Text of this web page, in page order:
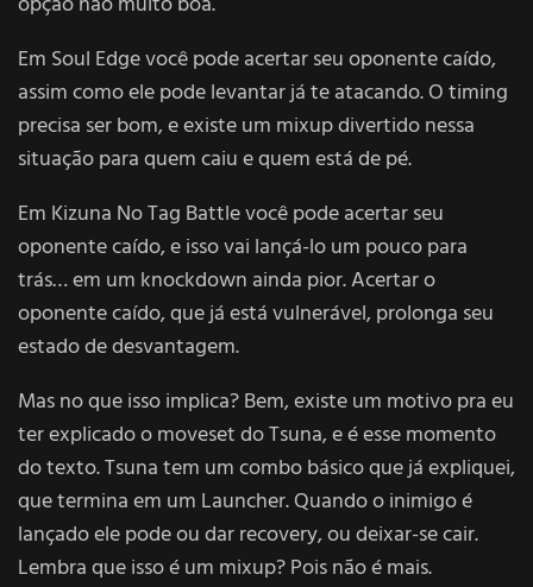
Em Soul Edge você pode acertar seu oponente caído,
assim como ele pode levantar já te atacando. O timing
precisa ser bom, e existe um mixup divertido nessa
situação para quem caiu e quem está de pé.
Em Kizuna No Tag Battle você pode acertar seu
oponente caído, e isso vai lançá-lo um pouco para
trás… em um knockdown ainda pior. Acertar o
oponente caído, que já está vulnerável, prolonga seu
estado de desvantagem.
Mas no que isso implica? Bem, existe um motivo pra eu
ter explicado o moveset do Tsuna, e é esse momento
do texto. Tsuna tem um combo básico que já expliquei,
que termina em um Launcher. Quando o inimigo é
lançado ele pode ou dar recovery, ou deixar-se cair.
Lembra que isso é um mixup? Pois não é mais.